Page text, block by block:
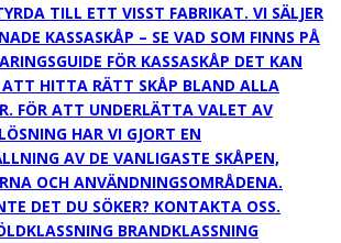
TILL ETT VISST FABRIKAT. VI SÄLJER
KASSASKÅP – SE VAD SOM FINNS PÅ
FÖR KASSASKÅP DET KAN
ATT HITTA RÄTT SKÅP BLAND ALLA
FÖR ATT UNDERLÄTTA VALET AV
HAR VI GJORT EN
AV DE VANLIGASTE SKÅPEN,
OCH ANVÄNDNINGSOMRÅDENA.
DET DU SÖKER? KONTAKTA OSS.
BRANDKLASSNING